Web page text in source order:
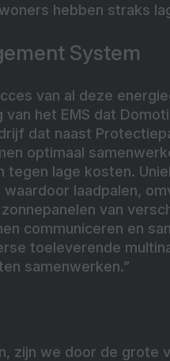
hebben straks
System
van al deze
het EMS dat
dat naast
optimaal
tegen lage kosten.
laadpalen,
van
communiceren en
toeleverende
samenwerken.”
zijn we door de grote